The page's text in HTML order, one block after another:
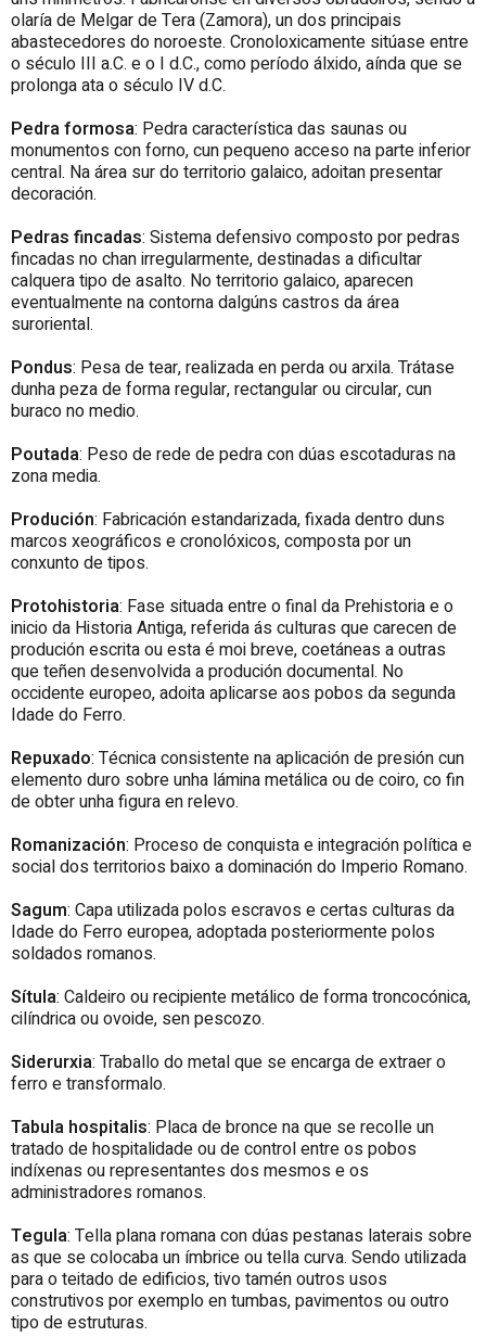
olaría de Melgar de Tera (Zamora), un dos principais
abastecedores do noroeste. Cronoloxicamente sitúase entre
o século III a.C. e o I d.C., como período álxido, aínda que se
prolonga ata o século IV d.C.
Pedraformosa: Pedra característica das saunas ou
monumentos con forno, cun pequeno acceso na parte inferior
central. Na área sur do territorio galaico, adoitan presentar
decoración.
Pedras fincadas: Sistema defensivo composto por pedras
fincadas no chan irregularmente, destinadas a dificultar
calquera tipo de asalto. No territorio galaico, aparecen
eventualmente na contorna dalgúns castros da área
suroriental.
Pondus: Pesa de tear, realizada en perda ou arxila. Trátase
dunha peza de forma regular, rectangular ou circular, cun
buraco no medio.
Poutada: Peso de rede de pedra con dúas escotaduras na
zona media.
Produción: Fabricación estandarizada, fixada dentro duns
marcos xeográficos e cronolóxicos, composta por un
conxunto de tipos.
Protohistoria: Fase situada entre o final da Prehistoria e o
inicio da Historia Antiga, referida ás culturas que carecen de
produción escrita ou esta é moi breve, coetáneas a outras
que teñen desenvolvida a produción documental. No
occidente europeo, adoita aplicarse aos pobos da segunda
Idade do Ferro.
Repuxado: Técnica consistente na aplicación de presión cun
elemento duro sobre unha lámina metálica ou de coiro, co fin
de obter unha figura en relevo.
Romanización: Proceso de conquista e integración política e
social dos territorios baixo a dominación do Imperio Romano.
Sagum: Capa utilizada polos escravos e certas culturas da
Idade do Ferro europea, adoptada posteriormente polos
soldados romanos.
Sítula: Caldeiro ou recipiente metálico de forma troncocónica,
cilíndrica ou ovoide, sen pescozo.
Siderurxia: Traballo do metal que se encarga de extraer o
ferro e transformalo.
Tabula hospitalis: Placa de bronce na que se recolle un
tratado de hospitalidade ou de control entre os pobos
indíxenas ou representantes dos mesmos e os
administradores romanos.
Tegula: Tella plana romana con dúas pestanas laterais sobre
as que se colocaba un ímbrice ou tella curva. Sendo utilizada
para o teitado de edificios, tivo tamén outros usos
construtivos por exemplo en tumbas, pavimentos ou outro
tipo de estruturas.